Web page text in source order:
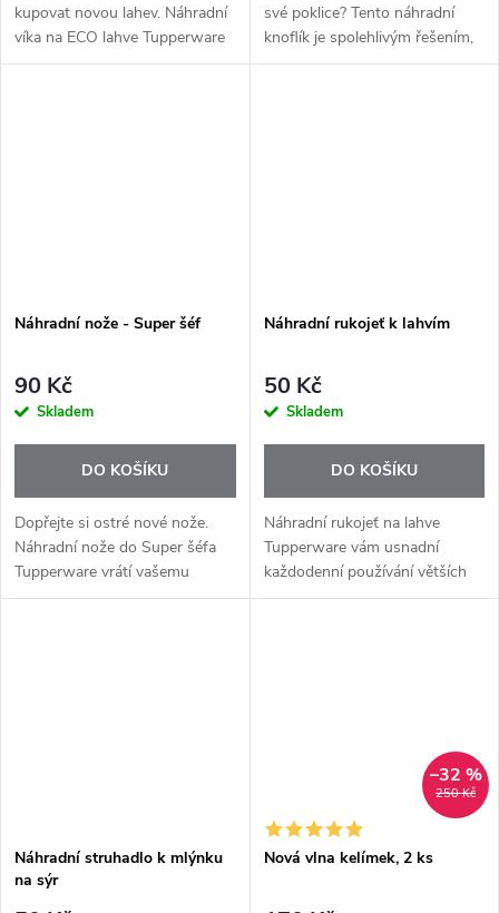
kupovat novou lahev. Náhradní
víka na ECO lahve Tupperware
vám umožní jednoduše obnovit
své poklice? Tento náhradní
knoflík je spolehlivým řešením,
které prodlouží životnost
Náhradní nože - Super šéf
90 Kč
Skladem
DO KOŠÍKU
Dopřejte si ostré nové nože.
Náhradní nože do Super šéfa
Tupperware vrátí vašemu
sekáčku původní výkon – rychlé
Náhradní rukojeť k lahvím
50 Kč
Skladem
DO KOŠÍKU
Náhradní rukojeť na lahve
Tupperware vám usnadní
každodenní používání větších
objemů – pohodlně, bezpečně a
Náhradní struhadlo k mlýnku
na sýr
250 Kč
–32 %
Nová vlna kelímek, 2 ks